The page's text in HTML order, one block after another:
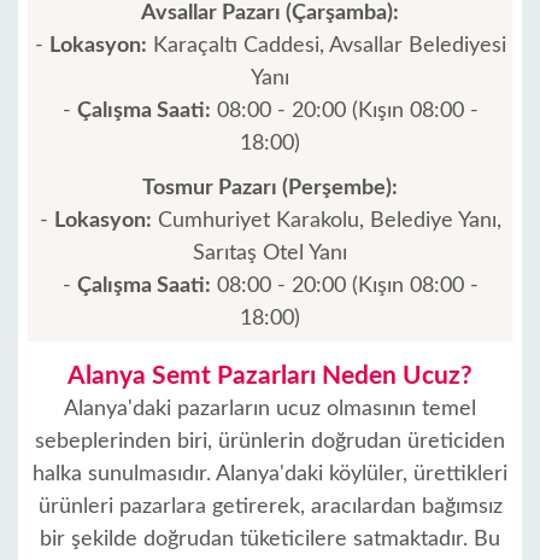
Avsallar Pazarı (Çarşamba):
- Lokasyon: Karaçaltı Caddesi, Avsallar Belediyesi
Yanı
- Çalışma Saati: 08:00 - 20:00 (Kışın 08:00 -
18:00)
Tosmur Pazarı (Perşembe):
- Lokasyon: Cumhuriyet Karakolu, Belediye Yanı,
Sarıtaş Otel Yanı
- Çalışma Saati: 08:00 - 20:00 (Kışın 08:00 -
18:00)
Alanya Semt Pazarları Neden Ucuz?
Alanya'daki pazarların ucuz olmasının temel
sebeplerinden biri, ürünlerin doğrudan üreticiden
halka sunulmasıdır. Alanya'daki köylüler, ürettikleri
ürünleri pazarlara getirerek, aracılardan bağımsız
bir şekilde doğrudan tüketicilere satmaktadır. Bu